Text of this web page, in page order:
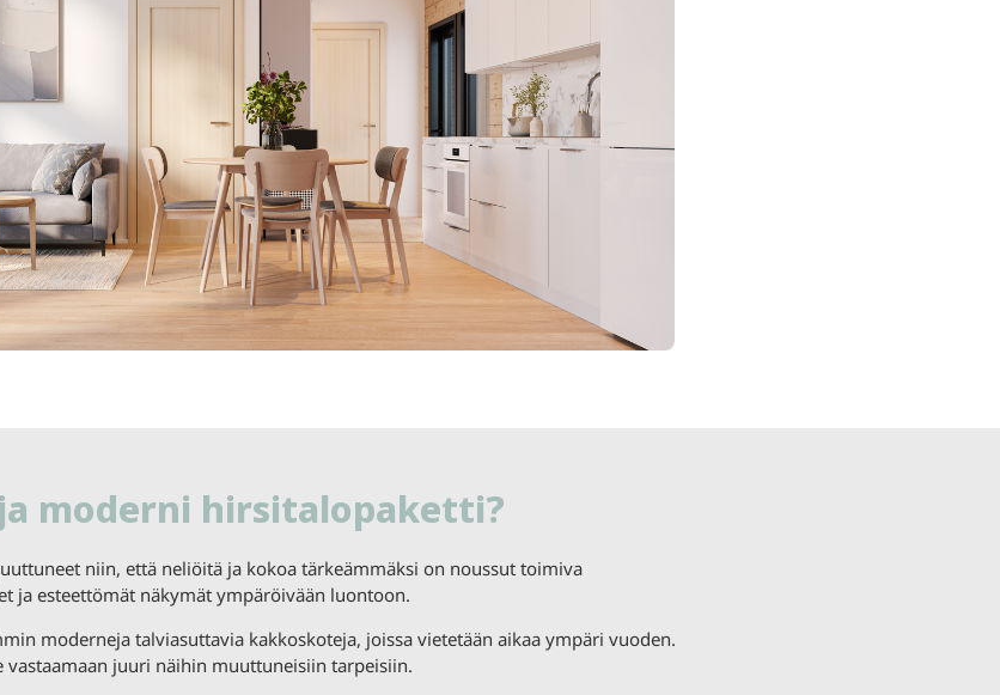
moderni hirsitalopaketti?
niin, että neliöitä ja kokoa tärkeämmäksi on noussut toimiva
ja esteettömät näkymät ympäröivään luontoon.
moderneja talviasuttavia kakkoskoteja, joissa vietetään aikaa ympäri vuoden.
juuri näihin muuttuneisiin tarpeisiin.